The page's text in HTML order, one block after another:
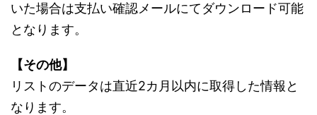
いた場合は支払い確認メールにてダウンロード可能
となります。
【その他】
リストのデータは直近2カ月以内に取得した情報と
なります。